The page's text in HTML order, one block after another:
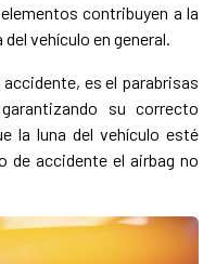
contribuyen a la
vehículo en general.
es el parabrisas
su correcto
la luna del vehículo esté
de accidente el airbag no